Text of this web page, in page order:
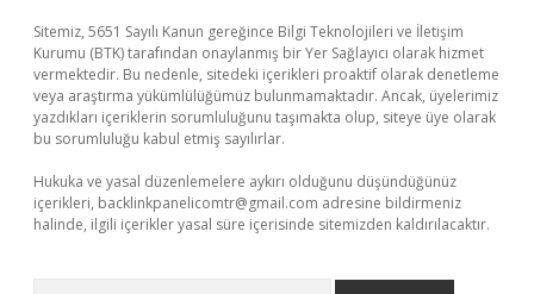
Sitemiz, 5651 Sayılı Kanun gereğince Bilgi Teknolojileri ve İletişim
Kurumu (BTK) tarafından onaylanmış bir Yer Sağlayıcı olarak hizmet
vermektedir. Bu nedenle, sitedeki içerikleri proaktif olarak denetleme
veya araştırma yükümlülüğümüz bulunmamaktadır. Ancak, üyelerimiz
yazdıkları içeriklerin sorumluluğunu taşımakta olup, siteye üye olarak
bu sorumluluğu kabul etmiş sayılırlar.
Hukuka ve yasal düzenlemelere aykırı olduğunu düşündüğünüz
içerikleri, backlinkpanelicomtr@gmail.com adresine bildirmeniz
halinde, ilgili içerikler yasal süre içerisinde sitemizden kaldırılacaktır.